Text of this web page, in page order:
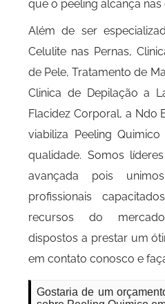
que o peeling alcança
Além de ser
Celulite nas Pernas,
de Pele, Tratamento de
Clinica de Depilação a
Flacidez Corporal, a Ndo
viabiliza Peeling
qualidade. Somos
avançada pois
profissionais
recursos do
dispostos a prestar um
em contato conosco e
Gostaria de um